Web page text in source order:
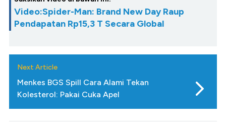
Video:Spider-Man: Brand New Day Raup
Pendapatan Rp15,3 T Secara Global
Next Article
Menkes BGS Spill Cara Alami Tekan
Kolesterol: Pakai Cuka Apel